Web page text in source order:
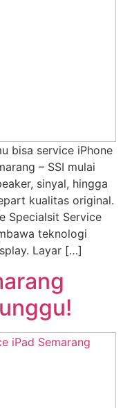
bisa service iPhone
– SSI mulai
sinyal, hingga
kualitas original.
Specialsit Service
teknologi
Layar […]